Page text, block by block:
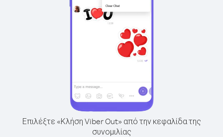
Επιλέξτε «Κλήση Viber Out» από την κεφαλίδα της
συνομιλίας